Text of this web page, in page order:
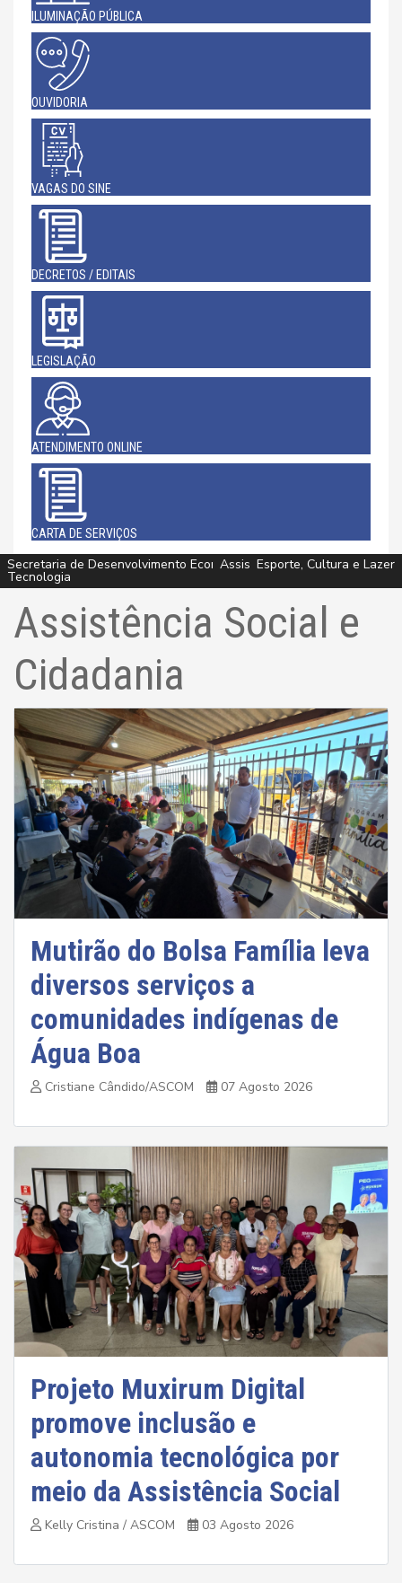
ILUMINAÇÃO PÚBLICA
OUVIDORIA
VAGAS DO SINE
DECRETOS / EDITAIS
LEGISLAÇÃO
ATENDIMENTO ONLINE
CARTA DE SERVIÇOS
Assistência Social e
Cidadania
Mutirão do Bolsa Família leva
diversos serviços a
comunidades indígenas de
Água Boa
Cristiane Cândido/ASCOM 07 Agosto 2026
Projeto Muxirum Digital
promove inclusão e
autonomia tecnológica por
meio da Assistência Social
Kelly Cristina / ASCOM 03 Agosto 2026
Saúde
Esporte, Cultura e Lazer
Assistência Social e Cidadania
Secretaria de Desenvolvimento Econômico, Agricultura, Turismo e
Tecnologia
Saúde
Esporte, Cultura e Lazer
Secretaria de Desenvolvimento Econômico, Agricultura, Turismo e
Tecnologia
Assistência Social e Cidadania
Esporte, Cultura e Lazer